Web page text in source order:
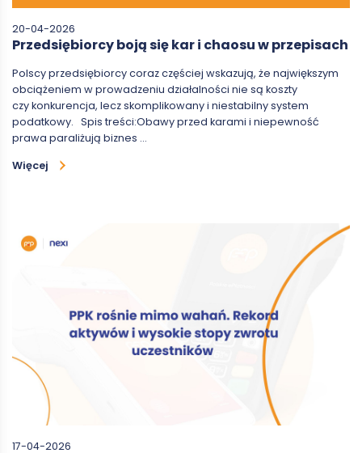
20-04-2026
Przedsiębiorcy boją się kar i chaosu w przepisach
Polscy przedsiębiorcy coraz częściej wskazują, że największym
obciążeniem w prowadzeniu działalności nie są koszty
czy konkurencja, lecz skomplikowany i niestabilny system
podatkowy. Spis treści:Obawy przed karami i niepewność
prawa paraliżują biznes …
Więcej
17-04-2026